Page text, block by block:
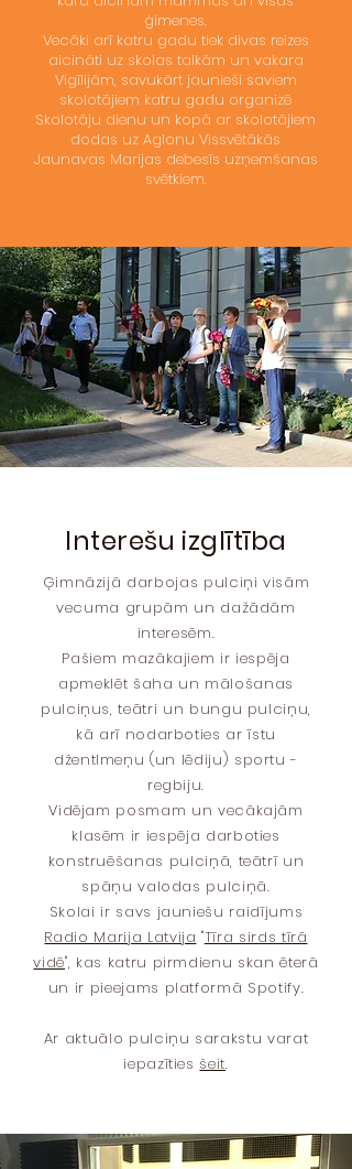
ģimenes.
Vecāki arī katru gadu tiek divas reizes
aicināti uz skolas talkām un vakara
Vigīlijām, savukārt jaunieši saviem
skolotājiem katru gadu organizē
Skolotāju dienu un kopā ar skolotājiem
dodas uz Aglonu Vissvētākās
Jaunavas Marijas debesīs uzņemšanas
svētkiem.
Interešu izglītība
Ģimnāzijā darbojas pulciņi visām
vecuma grupām un dažādām
interesēm.
Pašiem mazākajiem ir iespēja
apmeklēt šaha un mālošanas
pulciņus, teātri un bungu pulciņu,
kā arī nodarboties ar īstu
džentlmeņu (un lēdiju) sportu -
regbiju.
Vidējam posmam un vecākajām
klasēm ir iespēja darboties
konstruēšanas pulciņā, teātrī un
spāņu valodas pulciņā.
Skolai ir savs jauniešu raidījums
Radio Marija Latvija "Tīra sirds tīrā
vidē", kas katru pirmdienu skan ēterā
un ir pieejams platformā Spotify.
Ar aktuālo pulciņu sarakstu varat
iepazīties šeit.